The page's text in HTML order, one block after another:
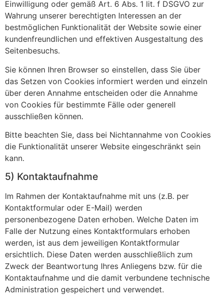
Einwilligung oder gemäß Art. 6 Abs. 1 lit. f DSGVO zur
Wahrung unserer berechtigten Interessen an der
bestmöglichen Funktionalität der Website sowie einer
kundenfreundlichen und effektiven Ausgestaltung des
Seitenbesuchs.
Sie können Ihren Browser so einstellen, dass Sie über
das Setzen von Cookies informiert werden und einzeln
über deren Annahme entscheiden oder die Annahme
von Cookies für bestimmte Fälle oder generell
ausschließen können.
Bitte beachten Sie, dass bei Nichtannahme von Cookies
die Funktionalität unserer Website eingeschränkt sein
kann.
5) Kontaktaufnahme
Im Rahmen der Kontaktaufnahme mit uns (z.B. per
Kontaktformular oder E-Mail) werden
personenbezogene Daten erhoben. Welche Daten im
Falle der Nutzung eines Kontaktformulars erhoben
werden, ist aus dem jeweiligen Kontaktformular
ersichtlich. Diese Daten werden ausschließlich zum
Zweck der Beantwortung Ihres Anliegens bzw. für die
Kontaktaufnahme und die damit verbundene technische
Administration gespeichert und verwendet.